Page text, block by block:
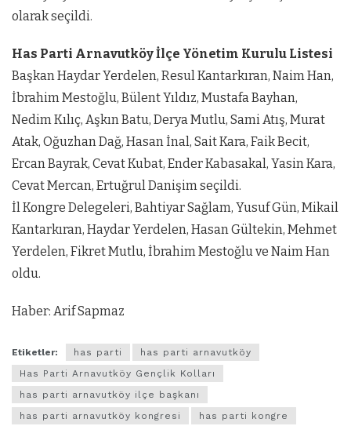
olarak seçildi.
Has Parti Arnavutköy İlçe Yönetim Kurulu Listesi
Başkan Haydar Yerdelen, Resul Kantarkıran, Naim Han,
İbrahim Mestoğlu, Bülent Yıldız, Mustafa Bayhan,
Nedim Kılıç, Aşkın Batu, Derya Mutlu, Sami Atış, Murat
Atak, Oğuzhan Dağ, Hasan İnal, Sait Kara, Faik Becit,
Ercan Bayrak, Cevat Kubat, Ender Kabasakal, Yasin Kara,
Cevat Mercan, Ertuğrul Danişim seçildi.
İl Kongre Delegeleri, Bahtiyar Sağlam, Yusuf Gün, Mikail
Kantarkıran, Haydar Yerdelen, Hasan Gültekin, Mehmet
Yerdelen, Fikret Mutlu, İbrahim Mestoğlu ve Naim Han
oldu.
Haber: Arif Sapmaz
Etiketler: has parti
has parti arnavutköy
Has Parti Arnavutköy Gençlik Kolları
has parti arnavutköy ilçe başkanı
has parti arnavutköy kongresi
has parti kongre